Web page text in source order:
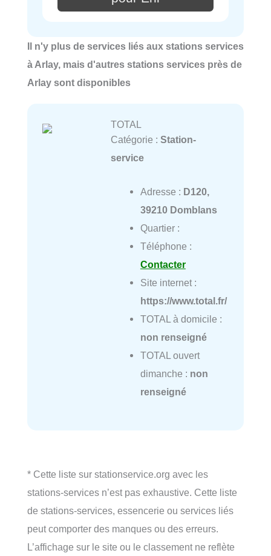
Il n'y plus de services liés aux stations services
à Arlay, mais d'autres stations services près de
Arlay sont disponibles
TOTAL
Catégorie : Station-
service
Adresse : D120,
39210 Domblans
Quartier :
Téléphone :
Contacter
Site internet :
https://www.total.fr/
TOTAL à domicile :
non renseigné
TOTAL ouvert
dimanche : non
renseigné
* Cette liste sur stationservice.org avec les
stations-services n’est pas exhaustive. Cette liste
de stations-services, essencerie ou services liés
peut comporter des manques ou des erreurs.
L’affichage sur le site ou le classement ne reflète